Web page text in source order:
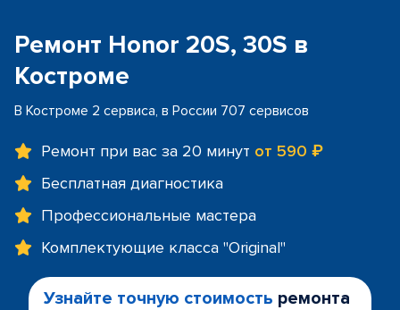
Ремонт Honor 20S, 30S в
Костроме
В Костроме 2 сервиса, в России 707 сервисов
Ремонт при вас за 20 минут от 590 ₽
Бесплатная диагностика
Профессиональные мастера
Комплектующие класса "Original"
Узнайте точную стоимость ремонта